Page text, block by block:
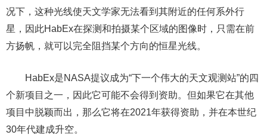
况下，这种光线使天文学家无法看到其附近的任何系外行
星，因此HabEx在探测和拍摄某个区域的图像时，只需在前
方扬帆，就可以完全阻挡某个方向的恒星光线。
HabEx是NASA提议成为“下一个伟大的天文观测站”的四
个新项目之一，因此它可能不会得到资助。但如果它在其他
项目中脱颖而出，那么它将在2021年获得资助，并在本世纪
30年代建成升空。